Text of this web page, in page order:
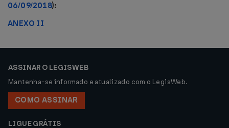
06/09/2018):
ANEXO II
ASSINAR O LEGISWEB
Mantenha-se informado e atualizado com o LegisWeb.
COMO ASSINAR
LIGUE GRÁTIS